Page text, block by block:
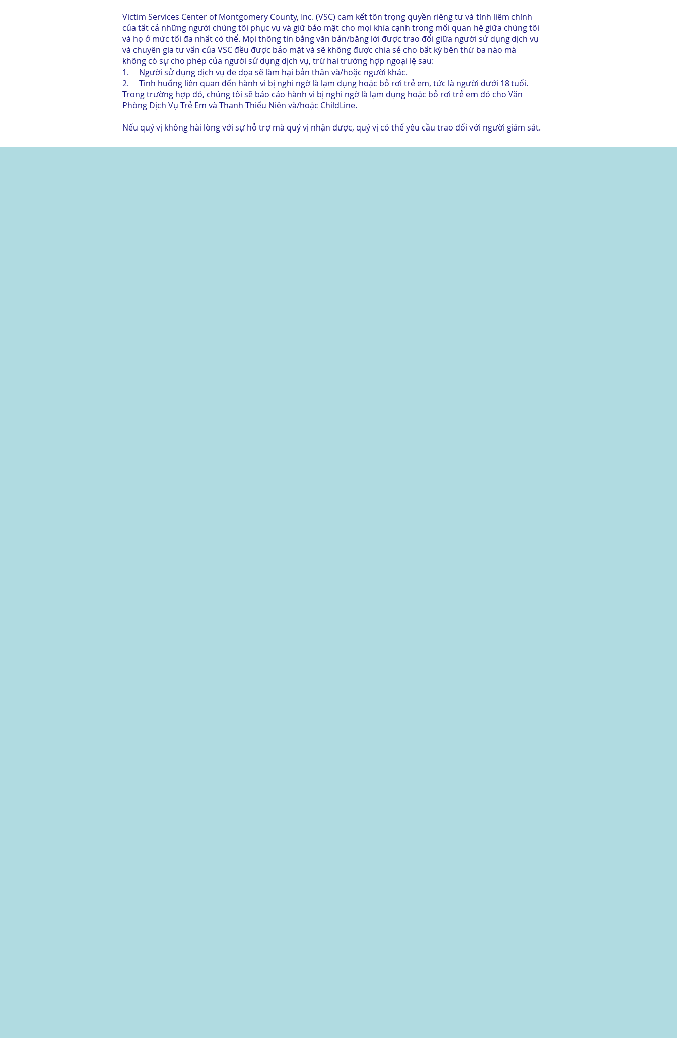
Victim Services Center of Montgomery County, Inc. (VSC) cam kết tôn trọng quyền riêng tư và tính liêm chính
của tất cả những người chúng tôi phục vụ và giữ bảo mật cho mọi khía cạnh trong mối quan hệ giữa chúng tôi
và họ ở mức tối đa nhất có thể. Mọi thông tin bằng văn bản/bằng lời được trao đổi giữa người sử dụng dịch vụ
và chuyên gia tư vấn của VSC đều được bảo mật và sẽ không được chia sẻ cho bất kỳ bên thứ ba nào mà
không có sự cho phép của người sử dụng dịch vụ, trừ hai trường hợp ngoại lệ sau:
1. Người sử dụng dịch vụ đe dọa sẽ làm hại bản thân và/hoặc người khác.
2. Tình huống liên quan đến hành vi bị nghi ngờ là lạm dụng hoặc bỏ rơi trẻ em, tức là người dưới 18 tuổi.
Trong trường hợp đó, chúng tôi sẽ báo cáo hành vi bị nghi ngờ là lạm dụng hoặc bỏ rơi trẻ em đó cho Văn
Phòng Dịch Vụ Trẻ Em và Thanh Thiếu Niên và/hoặc ChildLine.
Nếu quý vị không hài lòng với sự hỗ trợ mà quý vị nhận được, quý vị có thể yêu cầu trao đổi với người giám sát.